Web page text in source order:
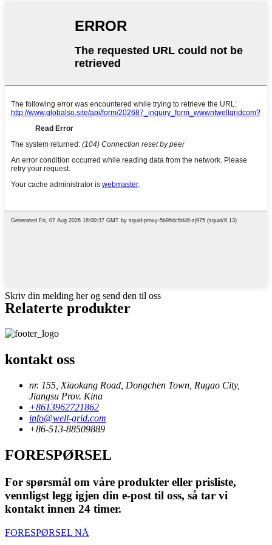
Skriv din melding her og send den til oss
Relaterte produkter
kontakt oss
nr. 155, Xiaokang Road, Dongchen Town, Rugao City,
Jiangsu Prov. Kina
+8613962721862
info@well-grid.com
+86-513-88509889
FORESPØRSEL
For spørsmål om våre produkter eller prisliste,
vennligst legg igjen din e-post til oss, så tar vi
kontakt innen 24 timer.
FORESPØRSEL NÅ